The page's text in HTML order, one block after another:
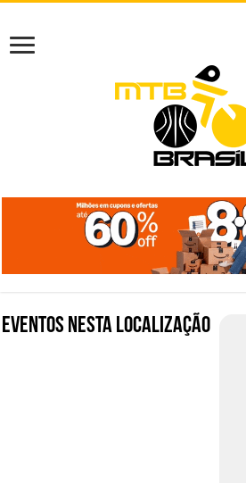
Eventos nesta localização